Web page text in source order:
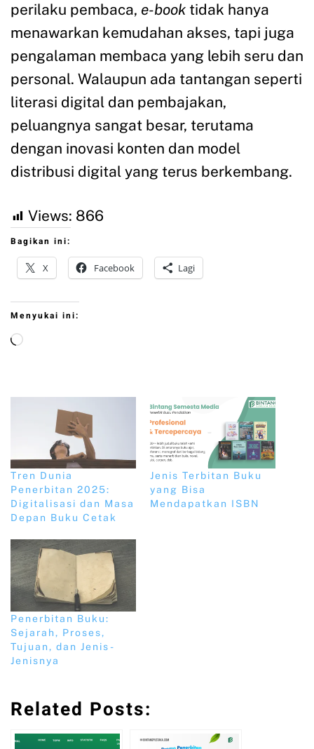
perilaku pembaca, e-book tidak hanya
menawarkan kemudahan akses, tapi juga
pengalaman membaca yang lebih seru dan
personal. Walaupun ada tantangan seperti
literasi digital dan pembajakan,
peluangnya sangat besar, terutama
dengan inovasi konten dan model
distribusi digital yang terus berkembang.
Views: 866
Bagikan ini:
X Facebook Lagi
Menyukai ini:
Tren Dunia
Penerbitan 2025:
Digitalisasi dan Masa
Depan Buku Cetak
Jenis Terbitan Buku
yang Bisa
Mendapatkan ISBN
Penerbitan Buku:
Sejarah, Proses,
Tujuan, dan Jenis-
Jenisnya
Related Posts: